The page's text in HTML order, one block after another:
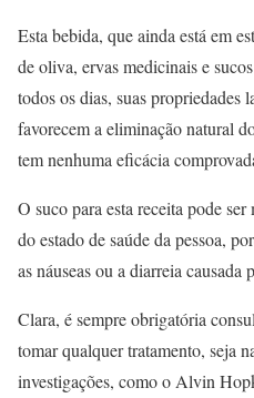
Esta bebida, que ainda está em
de oliva, ervas medicinais e
todos os dias, suas propriedades
favorecem a eliminação natural
tem nenhuma eficácia
O suco para esta receita pode
do estado de saúde da pessoa,
as náuseas ou a diarreia causada
Clara, é sempre obrigatória
tomar qualquer tratamento, seja
investigações, como o Alvin